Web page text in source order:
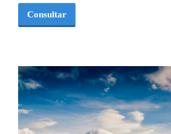
Consultar